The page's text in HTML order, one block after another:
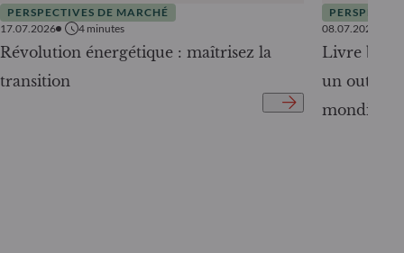
PERSPECTIVES DE MARCHÉ
17.07.2026
4 minutes
Révolution énergétique : maîtrisez la
transition
08.07.2026
Livre
un outil
mondiale